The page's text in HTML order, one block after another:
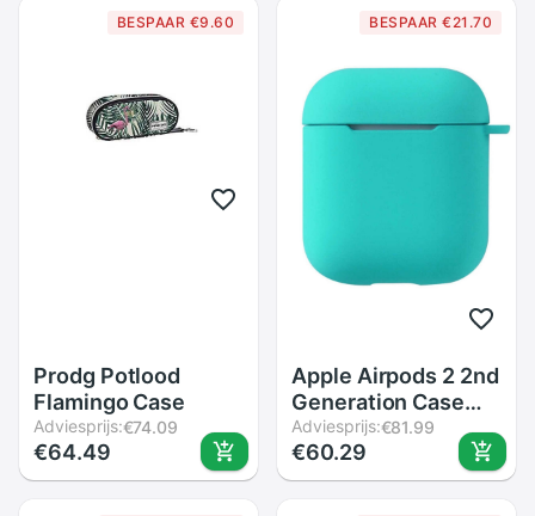
BESPAAR €9.60
Prodg Potlood
Flamingo Case
Adviesprijs:€74.09
€64.49
BESPAAR €21.70
Apple Airpods 2 2nd
Generation Case
Pastel Colorful
Silicone Protection
Clasps
Adviesprijs:€81.99
€60.29